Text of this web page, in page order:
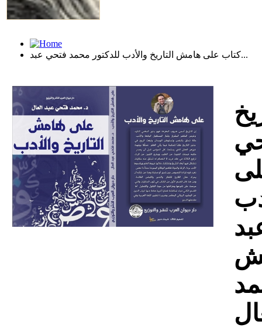
كتاب على هامش التاريخ والأدب للدكتور محمد فتحي عبد...
Download